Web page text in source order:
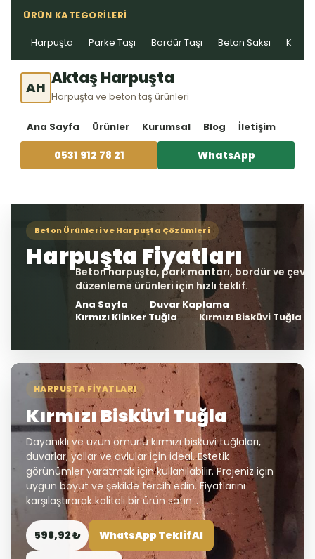
ÜRÜN KATEGORILERI
Harpuşta Parke Taşı Bordür Taşı Beton Saksı Kablo
AH Aktaş Harpuşta
Harpuşta ve beton taş ürünleri
Ana Sayfa Ürünler Kurumsal Blog İletişim
0531 912 78 21 WhatsApp
Ana Sayfa
Duvar Kaplama
Kırmızı Klinker Tuğla
Kırmızı Bisküvi Tuğla
HARPUSTA FIYATLARI
Kırmızı Bisküvi Tuğla
Dayanıklı ve uzun ömürlü kırmızı bisküvi tuğlaları,
duvarlar, yollar ve avlular için ideal. Estetik
görünümler yaratmak için kullanılabilir. Projeniz için
uygun boyut ve şekilde tercih edin. Fiyatlarını
karşılaştırarak kaliteli bir ürün satın...
598,92 ₺ WhatsApp Teklif Al